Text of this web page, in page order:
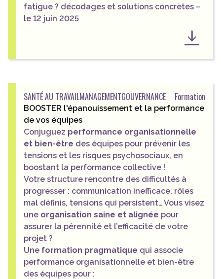
fatigue ? décodages et solutions concrètes –
le 12 juin 2025
SANTÉ AU TRAVAILMANAGEMENTGOUVERNANCE Formation
BOOSTER l'épanouissement et la performance
de vos équipes
Conjuguez performance organisationnelle
et bien-être des équipes pour prévenir les
tensions et les risques psychosociaux, en
boostant la performance collective !
Votre structure rencontre des difficultés à
progresser : communication inefficace, rôles
mal définis, tensions qui persistent… Vous visez
une organisation saine et alignée pour
assurer la pérennité et l’efficacité de votre
projet ?
Une formation pragmatique qui associe
performance organisationnelle et bien-être
des équipes pour :